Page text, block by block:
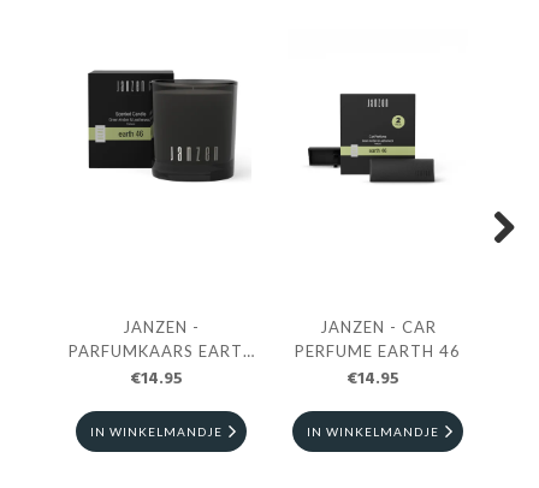
JANZEN -
PARFUMKAARS EARTH
46
€14.95
IN WINKELMANDJE
JANZEN - CAR
PERFUME EARTH 46
€14.95
IN WINKELMANDJE